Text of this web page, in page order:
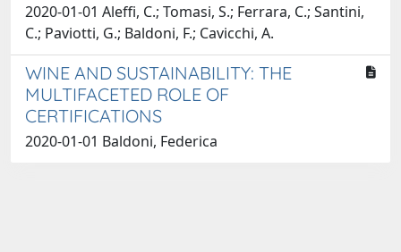
2020-01-01 Aleffi, C.; Tomasi, S.; Ferrara, C.; Santini,
C.; Paviotti, G.; Baldoni, F.; Cavicchi, A.
WINE AND SUSTAINABILITY: THE
MULTIFACETED ROLE OF
CERTIFICATIONS
2020-01-01 Baldoni, Federica